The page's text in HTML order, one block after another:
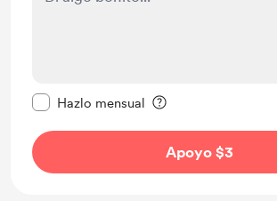
Hazlo mensual
Apoyo $3